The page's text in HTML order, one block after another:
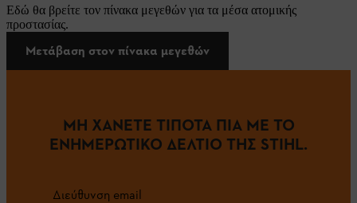
Εδώ θα βρείτε τον πίνακα μεγεθών για τα μέσα ατομικής
προστασίας.
Μετάβαση στον πίνακα μεγεθών
ΜΗ ΧΑΝΕΤΕ ΤΙΠΟΤΑ ΠΙΑ ΜΕ ΤΟ
ΕΝΗΜΕΡΩΤΙΚΟ ΔΕΛΤΙΟ ΤΗΣ STIHL.
Διεύθυνση email